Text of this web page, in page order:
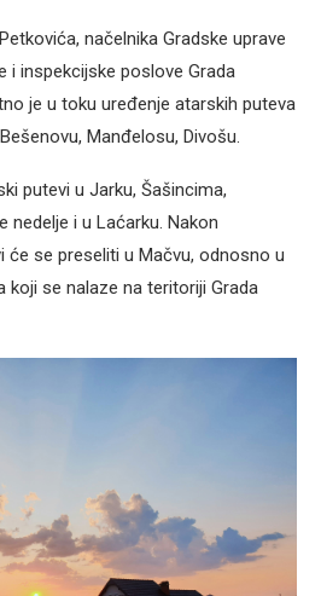
načelnika Gradske uprave
i inspekcijske poslove Grada
je u toku uređenje atarskih puteva
Manđelosu, Divošu.
putevi u Jarku, Šašincima,
nedelje i u Laćarku. Nakon
se preseliti u Mačvu, odnosno u
koji se nalaze na teritoriji Grada